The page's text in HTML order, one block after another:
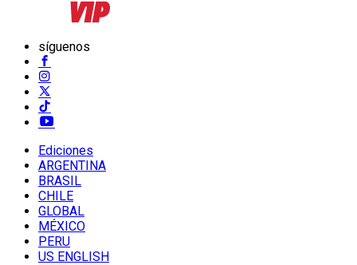
síguenos
Ediciones
ARGENTINA
BRASIL
CHILE
GLOBAL
MÉXICO
PERU
US ENGLISH